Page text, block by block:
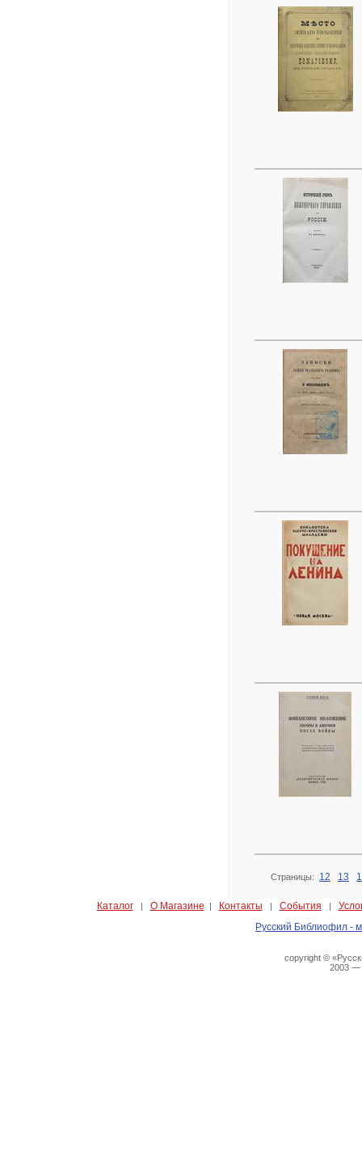
Страницы: 12 13
Каталог| О Магазине | Контакты | События |
Русский Библиофил -
copyright ©
2003 —